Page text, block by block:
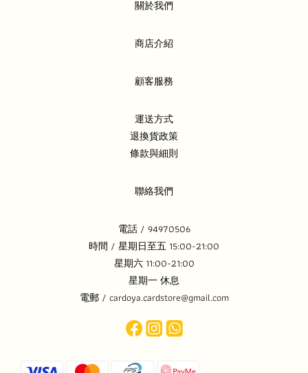
關於我們
商店介紹
顧客服務
運送方式
退換貨政策
條款與細則
聯絡我們
電話 / 94970506
時間 / 星期日至五 15:00-21:00
星期六 11:00-21:00
星期一 休息
電郵 / cardoya.cardstore@gmail.com